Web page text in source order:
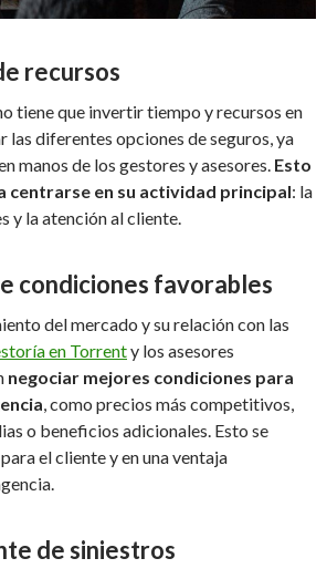
recursos
tiene que invertir tiempo y recursos en
las diferentes opciones de seguros, ya
manos de los gestores y asesores. Esto
centrarse en su actividad principal: la
y la atención al cliente.
condiciones favorables
del mercado y su relación con las
en Torrenty los asesores
negociar mejores condiciones para
, como precios más competitivos,
o beneficios adicionales. Esto se
el cliente y en una ventaja
de siniestros